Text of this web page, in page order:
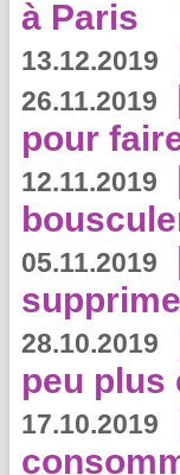
à Paris
13.12.2019
26.11.2019
pour
12.11.2019
05.11.2019
28.10.2019
peu plus
17.10.2019